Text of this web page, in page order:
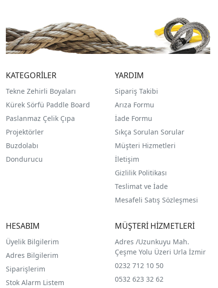
KATEGORİLER
Tekne Zehirli Boyaları
Kürek Sörfü Paddle Board
Paslanmaz Çelik Çıpa
Projektörler
Buzdolabı
Dondurucu
YARDIM
Sipariş Takibi
Arıza Formu
İade Formu
Sıkça Sorulan Sorular
Müşteri Hizmetleri
İletişim
Gizlilik Politikası
Teslimat ve İade
Mesafeli Satış Sözleşmesi
HESABIM
Üyelik Bilgilerim
Adres Bilgilerim
Siparişlerim
Stok Alarm Listem
MÜŞTERİ HİZMETLERİ
Adres /Uzunkuyu Mah.
Çeşme Yolu Üzeri Urla İzmir
0232 712 10 50
0532 623 32 62